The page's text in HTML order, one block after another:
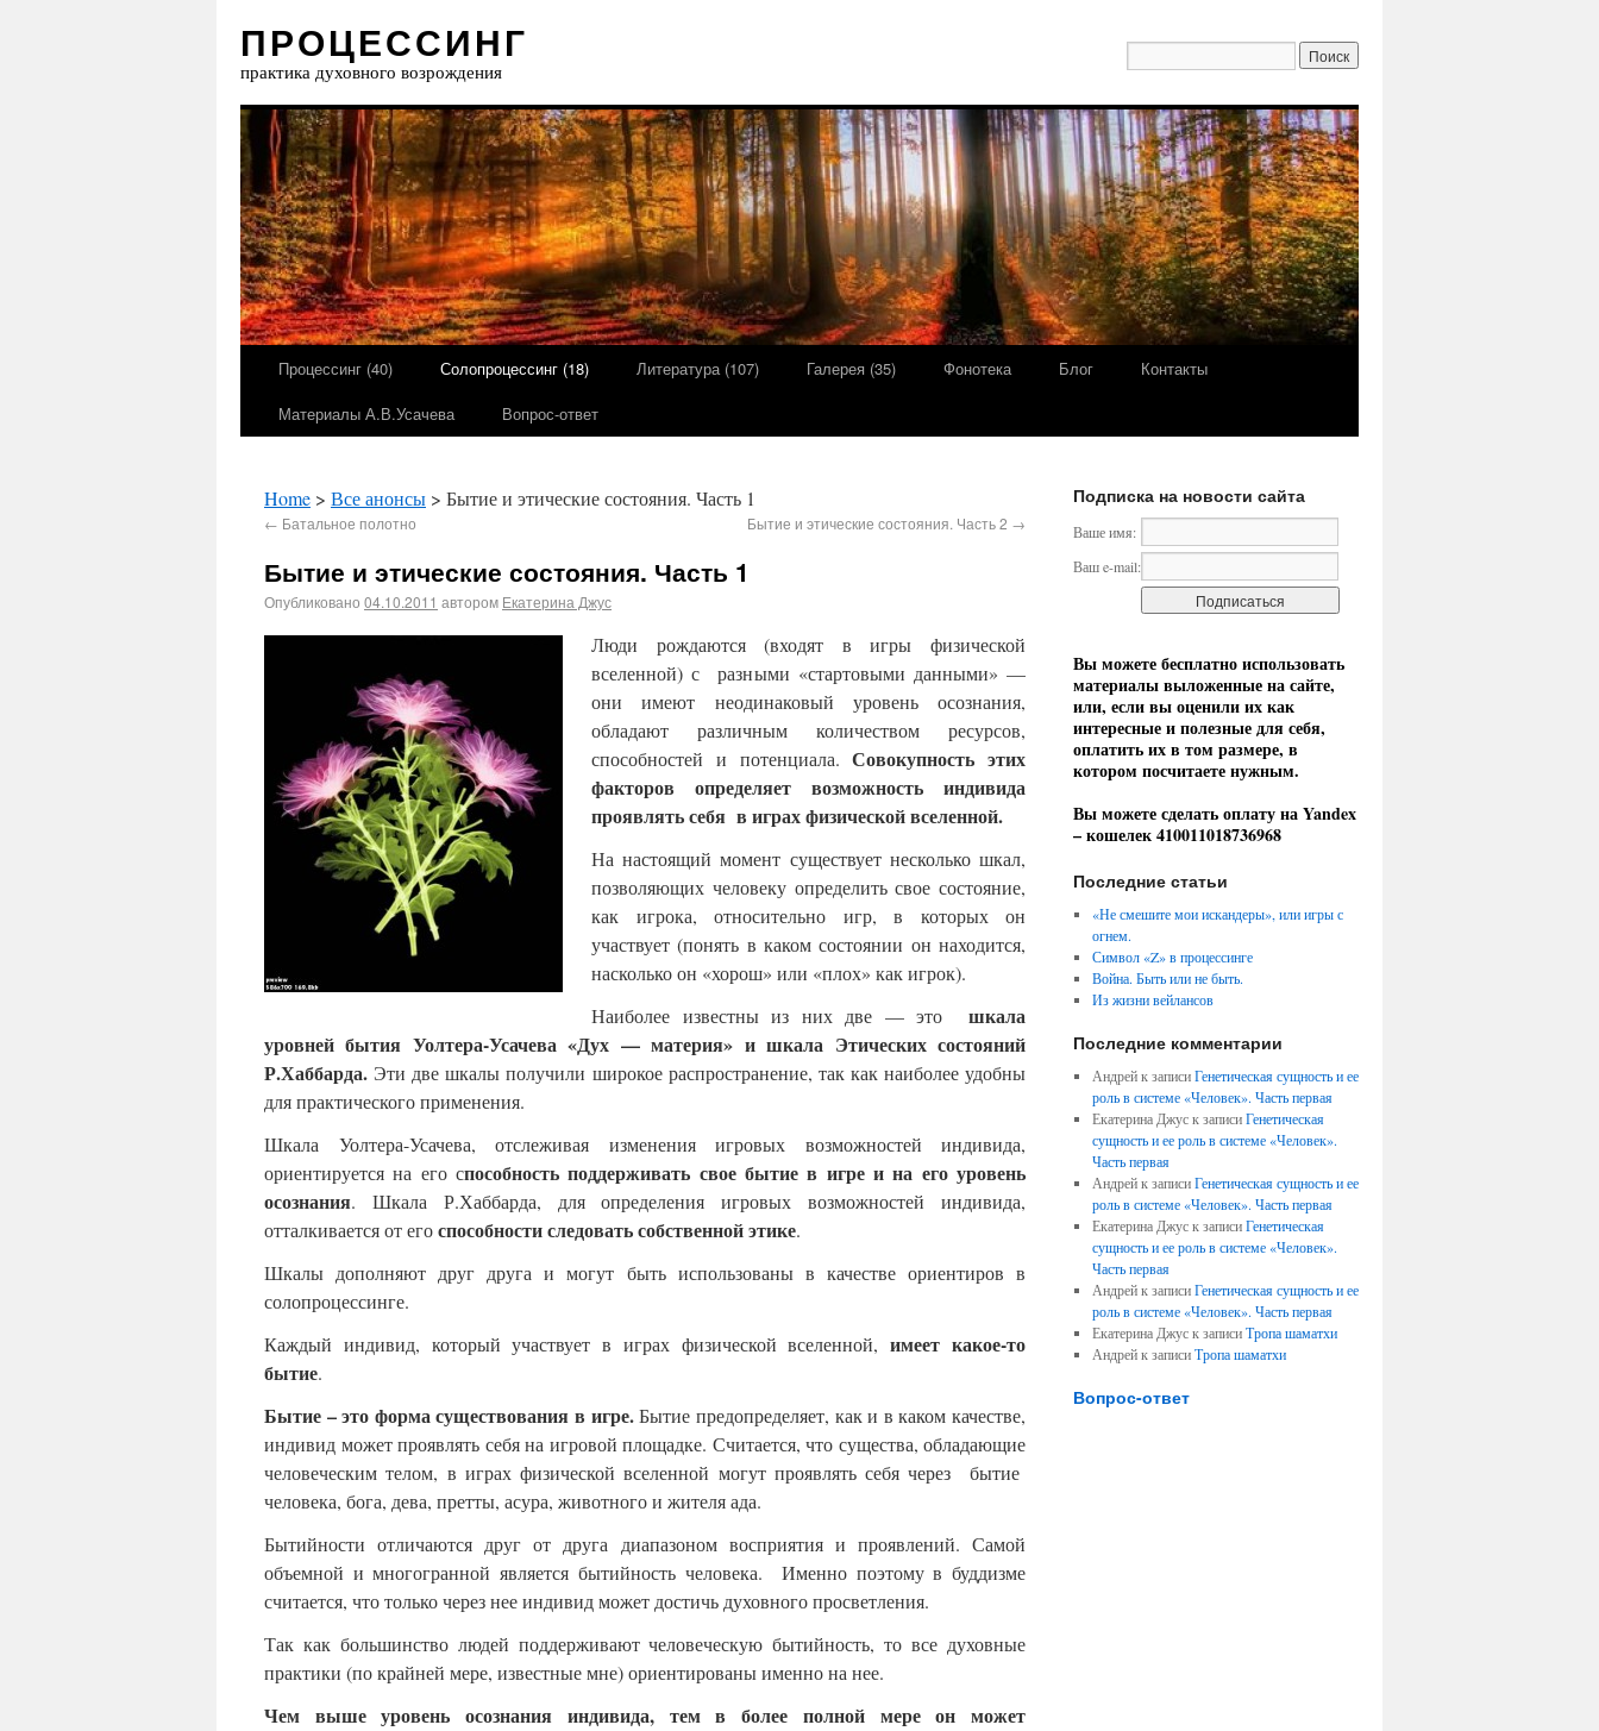
ПРОЦЕССИНГ
практика духовного возрождения
Процессинг (40) Солопроцессинг (18) Литература (107) Галерея (35) Фонотека Блог
Контакты
Материалы А.В.Усачева
Вопрос-ответ
Home > Все анонсы > Бытие и этические состояния. Часть 1
← Батальное полотно Бытие и этические состояния. Часть 2 →
Бытие и этические состояния. Часть 1
Опубликовано 04.10.2011 автором Екатерина Джус
Люди рождаются (входят в игры физической
вселенной) с разными «стартовыми данными» —
они имеют неодинаковый уровень осознания,
обладают различным количеством ресурсов,
способностей и потенциала.Совокупность этих
факторов определяет возможность индивида
проявлять себя в играх физической вселенной.
На настоящий момент существует несколько шкал,
позволяющих человеку определить свое состояние,
как игрока, относительно игр, в которых он
участвует (понять в каком состоянии он находится,
насколько он «хорош» или «плох» как игрок).
Наиболее известны из них две — это шкала
уровней бытия Уолтера-Усачева «Дух — материя» и шкала Этических состояний
Р.Хаббарда. Эти две шкалы получили широкое распространение, так как наиболее удобны
для практического применения.
Шкала Уолтера-Усачева, отслеживая изменения игровых возможностей индивида,
ориентируется на его способность поддерживать свое бытие в игре и на его уровень
осознания. Шкала Р.Хаббарда, для определения игровых возможностей индивида,
отталкивается от егоспособности следовать собственной этике.
Шкалы дополняют друг друга и могут быть использованы в качестве ориентиров в
солопроцессинге.
Каждый индивид, который участвует в играх физической вселенной,имеет какое-то
бытие.
Бытие – это форма существования в игре.Бытие предопределяет, как и в каком качестве,
индивид может проявлять себя на игровой площадке. Считается, что существа, обладающие
человеческим телом, в играх физической вселенной могут проявлять себя через бытие
человека, бога, дева, претты, асура, животного и жителя ада.
Бытийности отличаются друг от друга диапазоном восприятия и проявлений. Самой
объемной и многогранной является бытийность человека. Именно поэтому в буддизме
считается, что только через нее индивид может достичь духовного просветления.
Так как большинство людей поддерживают человеческую бытийность, то все духовные
практики (по крайней мере, известные мне) ориентированы именно на нее.
Чем выше уровень осознания индивида, тем в более полной мере он может
Подписка на новости сайта
Ваше имя:
Ваш e-mail:
Вы можете бесплатно использовать
материалы выложенные на сайте,
или, если вы оценили их как
интересные и полезные для себя,
оплатить их в том размере, в
котором посчитаете нужным.
Вы можете сделать оплату на Yandex
– кошелек 410011018736968
Последние статьи
«Не смешите мои искандеры», или игры с
огнем.
Символ «Z» в процессинге
Война. Быть или не быть.
Из жизни вейлансов
Последние комментарии
Андрей к записиГенетическая сущность и ее
роль в системе «Человек». Часть первая
Екатерина Джус к записиГенетическая
сущность и ее роль в системе «Человек».
Часть первая
Андрей к записиГенетическая сущность и ее
роль в системе «Человек». Часть первая
Екатерина Джус к записиГенетическая
сущность и ее роль в системе «Человек».
Часть первая
Андрей к записиГенетическая сущность и ее
роль в системе «Человек». Часть первая
Екатерина Джус к записиТропа шаматхи
Андрей к записиТропа шаматхи
Вопрос-ответ